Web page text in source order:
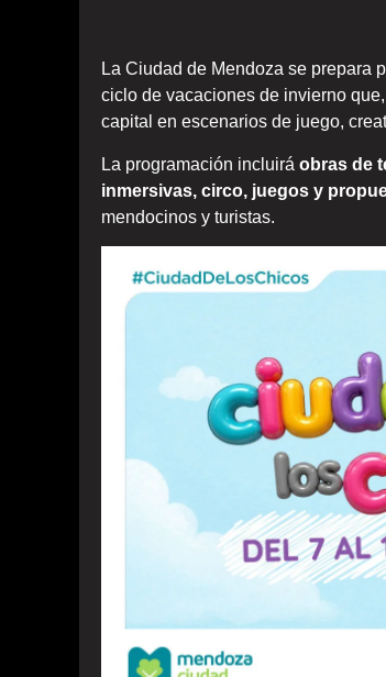
La Ciudad de Mendoza se prepara
ciclo de vacaciones de invierno que,
capital en escenarios de juego,
La programación incluirá obras de
inmersivas, circo, juegos y
mendocinos y turistas.